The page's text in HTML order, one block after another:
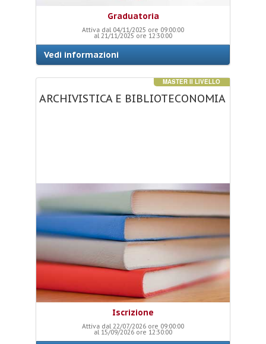
Graduatoria
Attiva dal 04/11/2025 ore 09:00:00
al 21/11/2025 ore 12:30:00
Vedi informazioni
MASTER II LIVELLO
ARCHIVISTICA E BIBLIOTECONOMIA
Iscrizione
Attiva dal 22/07/2026 ore 09:00:00
al 15/09/2026 ore 12:30:00